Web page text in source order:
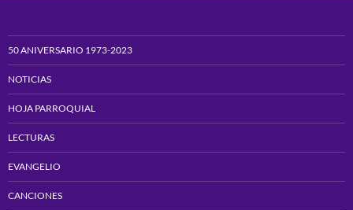
50 ANIVERSARIO 1973-2023
NOTICIAS
HOJA PARROQUIAL
LECTURAS
EVANGELIO
CANCIONES